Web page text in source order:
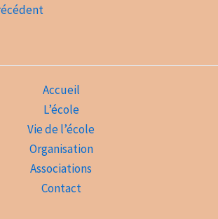
Accueil
L’école
Vie de l’école
Organisation
Associations
Contact